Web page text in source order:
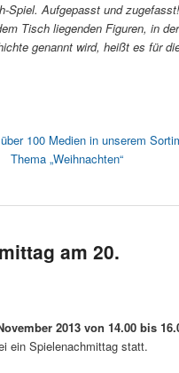
Spiel. Aufgepasst und
Tisch liegenden Figuren, in der
genannt wird, heißt es für
100 Medien in unserem
Thema „Weihnachten“
am 20.
2013 von 14.00 bis
ein Spielenachmittag statt.